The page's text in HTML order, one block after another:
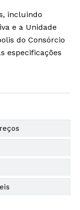
incluindo
e a Unidade
do Consórcio
especificações